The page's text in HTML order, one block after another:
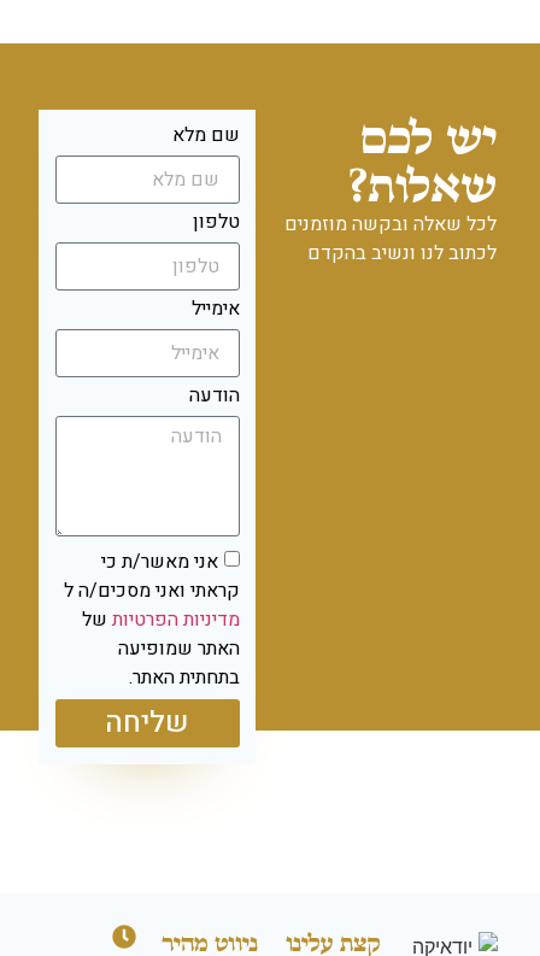
יש לכם
שאלות?
לכל שאלה ובקשה מוזמנים
לכתוב לנו ונשיב בהקדם
שם מלא
טלפון
אימייל
הודעה
אני מאשר/ת כי
קראתי ואני מסכים/ה ל
מדיניות הפרטיותשל
האתר שמופיעה
בתחתית האתר.
שליחה
קצת עלינו ניווט מהיר